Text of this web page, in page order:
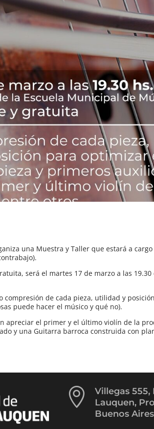
una Muestra y Taller que estará a
será el martes 17 de marzo a las
compresión de cada pieza, utilidad y
puede hacer el músico y qué no).
apreciar el primer y el último violín de la
y una Guitarra barroca construida con

Villegas
Lauquen,
Buenos